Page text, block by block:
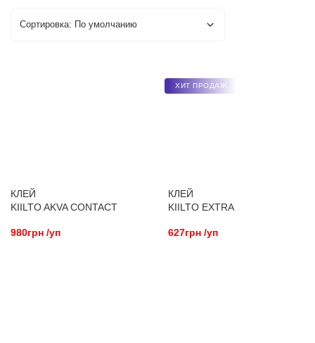
КЛЕЙ
KIILTO AKVA CONTACT
980грн /уп
ХИТ ПРОДАЖ
КЛЕЙ
KIILTO EXTRA
627грн /уп